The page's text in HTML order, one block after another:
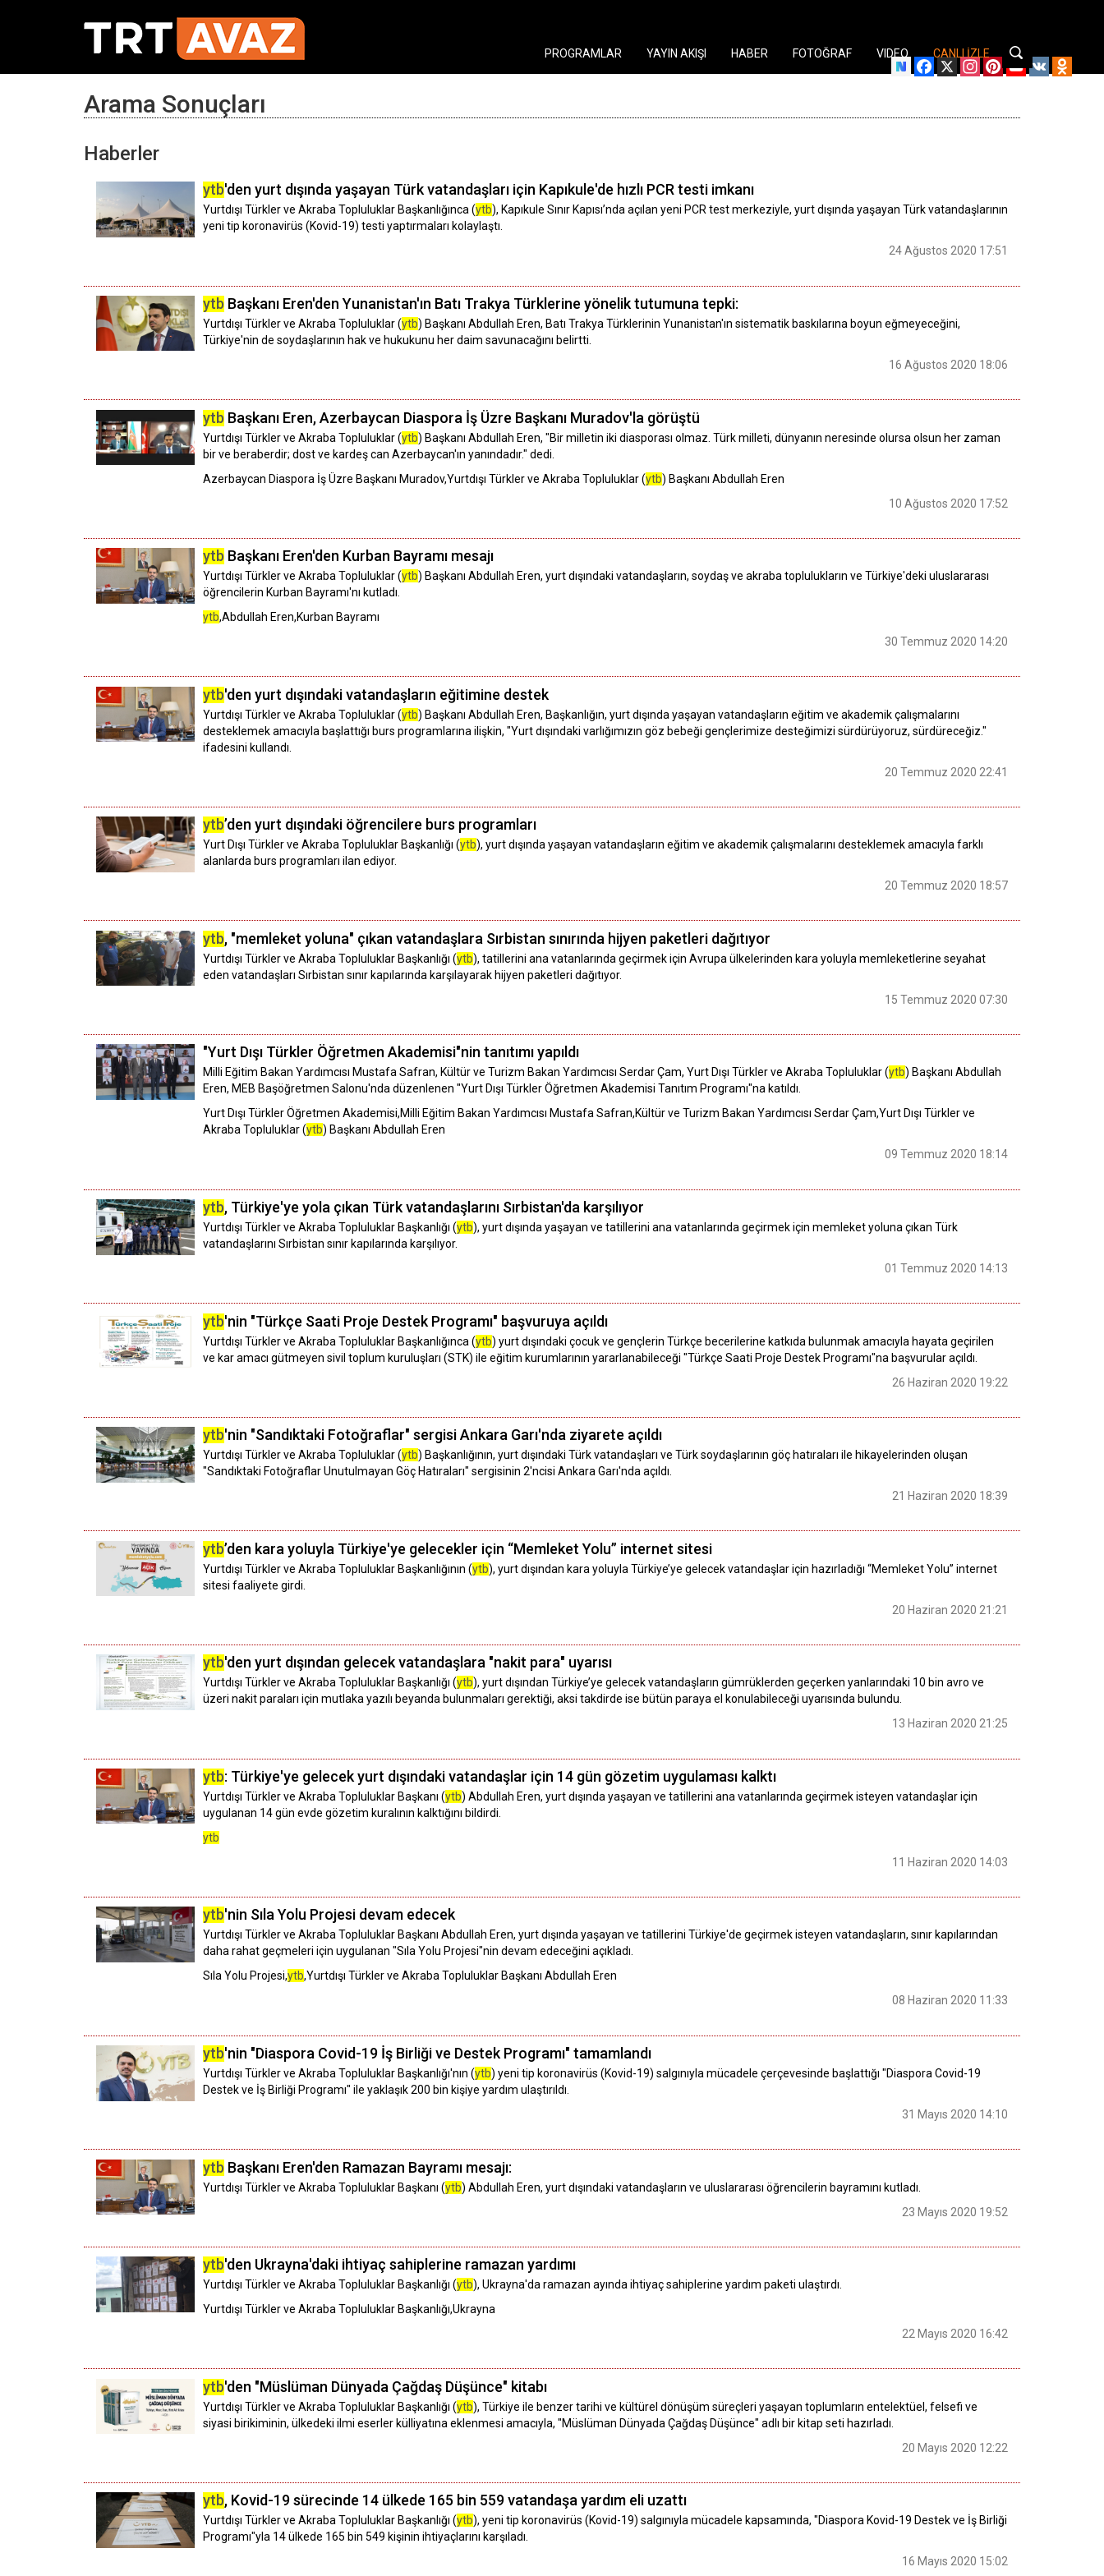
Facebook
X Instagram
PinterestYouTube
VK
PROGRAMLAR YAYIN AKIŞI HABER FOTOĞRAF VIDEO CANLI İZLE
Arama Sonuçları
Haberler
ytb'den yurt dışında yaşayan Türk vatandaşları için Kapıkule'de hızlı PCR testi imkanı
Yurtdışı Türkler ve Akraba Topluluklar Başkanlığınca (ytb), Kapıkule Sınır Kapısı’nda açılan yeni PCR test merkeziyle, yurt dışında yaşayan Türk vatandaşlarının
yeni tip koronavirüs (Kovid-19) testi yaptırmaları kolaylaştı.
24 Ağustos 2020 17:51
ytb Başkanı Eren'den Yunanistan'ın Batı Trakya Türklerine yönelik tutumuna tepki:
Yurtdışı Türkler ve Akraba Topluluklar (ytb) Başkanı Abdullah Eren, Batı Trakya Türklerinin Yunanistan'ın sistematik baskılarına boyun eğmeyeceğini,
Türkiye'nin de soydaşlarının hak ve hukukunu her daim savunacağını belirtti.
16 Ağustos 2020 18:06
ytb Başkanı Eren, Azerbaycan Diaspora İş Üzre Başkanı Muradov'la görüştü
Yurtdışı Türkler ve Akraba Topluluklar (ytb) Başkanı Abdullah Eren, "Bir milletin iki diasporası olmaz. Türk milleti, dünyanın neresinde olursa olsun her zaman
bir ve beraberdir; dost ve kardeş can Azerbaycan'ın yanındadır." dedi.
Azerbaycan Diaspora İş Üzre Başkanı Muradov,Yurtdışı Türkler ve Akraba Topluluklar (ytb) Başkanı Abdullah Eren
10 Ağustos 2020 17:52
ytb Başkanı Eren'den Kurban Bayramı mesajı
Yurtdışı Türkler ve Akraba Topluluklar (ytb) Başkanı Abdullah Eren, yurt dışındaki vatandaşların, soydaş ve akraba toplulukların ve Türkiye'deki uluslararası
öğrencilerin Kurban Bayramı'nı kutladı.
ytb,Abdullah Eren,Kurban Bayramı
30 Temmuz 2020 14:20
ytb'den yurt dışındaki vatandaşların eğitimine destek
Yurtdışı Türkler ve Akraba Topluluklar (ytb) Başkanı Abdullah Eren, Başkanlığın, yurt dışında yaşayan vatandaşların eğitim ve akademik çalışmalarını
desteklemek amacıyla başlattığı burs programlarına ilişkin, "Yurt dışındaki varlığımızın göz bebeği gençlerimize desteğimizi sürdürüyoruz, sürdüreceğiz."
ifadesini kullandı.
20 Temmuz 2020 22:41
ytb’den yurt dışındaki öğrencilere burs programları
Yurt Dışı Türkler ve Akraba Topluluklar Başkanlığı (ytb), yurt dışında yaşayan vatandaşların eğitim ve akademik çalışmalarını desteklemek amacıyla farklı
alanlarda burs programları ilan ediyor.
20 Temmuz 2020 18:57
ytb, "memleket yoluna" çıkan vatandaşlara Sırbistan sınırında hijyen paketleri dağıtıyor
Yurtdışı Türkler ve Akraba Topluluklar Başkanlığı (ytb), tatillerini ana vatanlarında geçirmek için Avrupa ülkelerinden kara yoluyla memleketlerine seyahat
eden vatandaşları Sırbistan sınır kapılarında karşılayarak hijyen paketleri dağıtıyor.
15 Temmuz 2020 07:30
"Yurt Dışı Türkler Öğretmen Akademisi"nin tanıtımı yapıldı
Milli Eğitim Bakan Yardımcısı Mustafa Safran, Kültür ve Turizm Bakan Yardımcısı Serdar Çam, Yurt Dışı Türkler ve Akraba Topluluklar (ytb) Başkanı Abdullah
Eren, MEB Başöğretmen Salonu'nda düzenlenen "Yurt Dışı Türkler Öğretmen Akademisi Tanıtım Programı"na katıldı.
Yurt Dışı Türkler Öğretmen Akademisi,Milli Eğitim Bakan Yardımcısı Mustafa Safran,Kültür ve Turizm Bakan Yardımcısı Serdar Çam,Yurt Dışı Türkler ve
Akraba Topluluklar (ytb) Başkanı Abdullah Eren
09 Temmuz 2020 18:14
ytb, Türkiye'ye yola çıkan Türk vatandaşlarını Sırbistan'da karşılıyor
Yurtdışı Türkler ve Akraba Topluluklar Başkanlığı (ytb), yurt dışında yaşayan ve tatillerini ana vatanlarında geçirmek için memleket yoluna çıkan Türk
vatandaşlarını Sırbistan sınır kapılarında karşılıyor.
01 Temmuz 2020 14:13
ytb'nin "Türkçe Saati Proje Destek Programı" başvuruya açıldı
Yurtdışı Türkler ve Akraba Topluluklar Başkanlığınca (ytb) yurt dışındaki çocuk ve gençlerin Türkçe becerilerine katkıda bulunmak amacıyla hayata geçirilen
ve kar amacı gütmeyen sivil toplum kuruluşları (STK) ile eğitim kurumlarının yararlanabileceği "Türkçe Saati Proje Destek Programı"na başvurular açıldı.
26 Haziran 2020 19:22
ytb'nin "Sandıktaki Fotoğraflar" sergisi Ankara Garı'nda ziyarete açıldı
Yurtdışı Türkler ve Akraba Topluluklar (ytb) Başkanlığının, yurt dışındaki Türk vatandaşları ve Türk soydaşlarının göç hatıraları ile hikayelerinden oluşan
"Sandıktaki Fotoğraflar Unutulmayan Göç Hatıraları" sergisinin 2'ncisi Ankara Garı'nda açıldı.
21 Haziran 2020 18:39
ytb’den kara yoluyla Türkiye'ye gelecekler için “Memleket Yolu” internet sitesi
Yurtdışı Türkler ve Akraba Topluluklar Başkanlığının (ytb), yurt dışından kara yoluyla Türkiye’ye gelecek vatandaşlar için hazırladığı “Memleket Yolu” internet
sitesi faaliyete girdi.
20 Haziran 2020 21:21
ytb'den yurt dışından gelecek vatandaşlara "nakit para" uyarısı
Yurtdışı Türkler ve Akraba Topluluklar Başkanlığı (ytb), yurt dışından Türkiye’ye gelecek vatandaşların gümrüklerden geçerken yanlarındaki 10 bin avro ve
üzeri nakit paraları için mutlaka yazılı beyanda bulunmaları gerektiği, aksi takdirde ise bütün paraya el konulabileceği uyarısında bulundu.
13 Haziran 2020 21:25
ytb: Türkiye'ye gelecek yurt dışındaki vatandaşlar için 14 gün gözetim uygulaması kalktı
Yurtdışı Türkler ve Akraba Topluluklar Başkanı (ytb) Abdullah Eren, yurt dışında yaşayan ve tatillerini ana vatanlarında geçirmek isteyen vatandaşlar için
uygulanan 14 gün evde gözetim kuralının kalktığını bildirdi.
ytb
11 Haziran 2020 14:03
ytb'nin Sıla Yolu Projesi devam edecek
Yurtdışı Türkler ve Akraba Topluluklar Başkanı Abdullah Eren, yurt dışında yaşayan ve tatillerini Türkiye'de geçirmek isteyen vatandaşların, sınır kapılarından
daha rahat geçmeleri için uygulanan "Sıla Yolu Projesi"nin devam edeceğini açıkladı.
Sıla Yolu Projesi,ytb,Yurtdışı Türkler ve Akraba Topluluklar Başkanı Abdullah Eren
08 Haziran 2020 11:33
ytb'nin "Diaspora Covid-19 İş Birliği ve Destek Programı" tamamlandı
Yurtdışı Türkler ve Akraba Topluluklar Başkanlığı'nın (ytb) yeni tip koronavirüs (Kovid-19) salgınıyla mücadele çerçevesinde başlattığı "Diaspora Covid-19
Destek ve İş Birliği Programı" ile yaklaşık 200 bin kişiye yardım ulaştırıldı.
31 Mayıs 2020 14:10
ytb Başkanı Eren'den Ramazan Bayramı mesajı:
Yurtdışı Türkler ve Akraba Topluluklar Başkanı (ytb) Abdullah Eren, yurt dışındaki vatandaşların ve uluslararası öğrencilerin bayramını kutladı.
23 Mayıs 2020 19:52
ytb'den Ukrayna'daki ihtiyaç sahiplerine ramazan yardımı
Yurtdışı Türkler ve Akraba Topluluklar Başkanlığı (ytb), Ukrayna'da ramazan ayında ihtiyaç sahiplerine yardım paketi ulaştırdı.
Yurtdışı Türkler ve Akraba Topluluklar Başkanlığı,Ukrayna
22 Mayıs 2020 16:42
ytb'den "Müslüman Dünyada Çağdaş Düşünce" kitabı
Yurtdışı Türkler ve Akraba Topluluklar Başkanlığı (ytb), Türkiye ile benzer tarihi ve kültürel dönüşüm süreçleri yaşayan toplumların entelektüel, felsefi ve
siyasi birikiminin, ülkedeki ilmi eserler külliyatına eklenmesi amacıyla, "Müslüman Dünyada Çağdaş Düşünce" adlı bir kitap seti hazırladı.
20 Mayıs 2020 12:22
ytb, Kovid-19 sürecinde 14 ülkede 165 bin 559 vatandaşa yardım eli uzattı
Yurtdışı Türkler ve Akraba Topluluklar Başkanlığı (ytb), yeni tip koronavirüs (Kovid-19) salgınıyla mücadele kapsamında, "Diaspora Kovid-19 Destek ve İş Birliği
Programı"yla 14 ülkede 165 bin 549 kişinin ihtiyaçlarını karşıladı.
16 Mayıs 2020 15:02